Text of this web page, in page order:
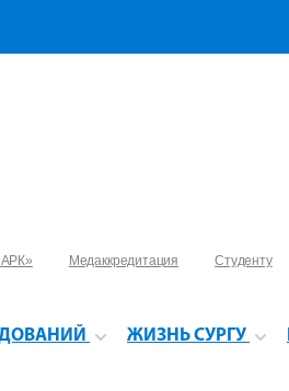
Медаккредитация Студенту
ЖИЗНЬ СУРГУ